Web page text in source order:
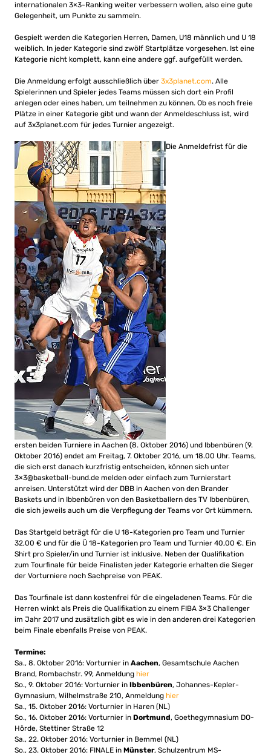
internationalen 3×3-Ranking weiter verbessern wollen, also eine gute
Gelegenheit, um Punkte zu sammeln.
Gespielt werden die Kategorien Herren, Damen, U18 männlich und U 18
weiblich. In jeder Kategorie sind zwölf Startplätze vorgesehen. Ist eine
Kategorie nicht komplett, kann eine andere ggf. aufgefüllt werden.
Die Anmeldung erfolgt ausschließlich über 3x3planet.com. Alle
Spielerinnen und Spieler jedes Teams müssen sich dort ein Profil
anlegen oder eines haben, um teilnehmen zu können. Ob es noch freie
Plätze in einer Kategorie gibt und wann der Anmeldeschluss ist, wird
auf 3x3planet.com für jedes Turnier angezeigt.
Die Anmeldefrist für die
ersten beiden Turniere in Aachen (8. Oktober 2016) und Ibbenbüren (9.
Oktober 2016) endet am Freitag, 7. Oktober 2016, um 18.00 Uhr. Teams,
die sich erst danach kurzfristig entscheiden, können sich unter
3×3@basketball-bund.de melden oder einfach zum Turnierstart
anreisen. Unterstützt wird der DBB in Aachen von den Brander
Baskets und in Ibbenbüren von den Basketballern des TV Ibbenbüren,
die sich jeweils auch um die Verpflegung der Teams vor Ort kümmern.
Das Startgeld beträgt für die U 18-Kategorien pro Team und Turnier
32,00 € und für die Ü 18-Kategorien pro Team und Turnier 40,00 €. Ein
Shirt pro Spieler/in und Turnier ist inklusive. Neben der Qualifikation
zum Tourfinale für beide Finalisten jeder Kategorie erhalten die Sieger
der Vorturniere noch Sachpreise von PEAK.
Das Tourfinale ist dann kostenfrei für die eingeladenen Teams. Für die
Herren winkt als Preis die Qualifikation zu einem FIBA 3×3 Challenger
im Jahr 2017 und zusätzlich gibt es wie in den anderen drei Kategorien
beim Finale ebenfalls Preise von PEAK.
Termine:
Sa., 8. Oktober 2016: Vorturnier in Aachen, Gesamtschule Aachen
Brand, Rombachstr. 99, Anmeldung hier
So., 9. Oktober 2016: Vorturnier in Ibbenbüren, Johannes-Kepler-
Gymnasium, Wilhelmstraße 210, Anmeldung hier
Sa., 15. Oktober 2016: Vorturnier in Haren (NL)
So., 16. Oktober 2016: Vorturnier in Dortmund, Goethegymnasium DO-
Hörde, Stettiner Straße 12
Sa., 22. Oktober 2016: Vorturnier in Bemmel (NL)
So., 23. Oktober 2016: FINALE in Münster, Schulzentrum MS-